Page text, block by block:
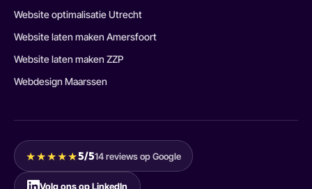
Website optimalisatie Utrecht
Website laten maken Amersfoort
Website laten maken ZZP
Webdesign Maarssen
★★★★★5/514 reviews op Google
Volg ons op LinkedIn